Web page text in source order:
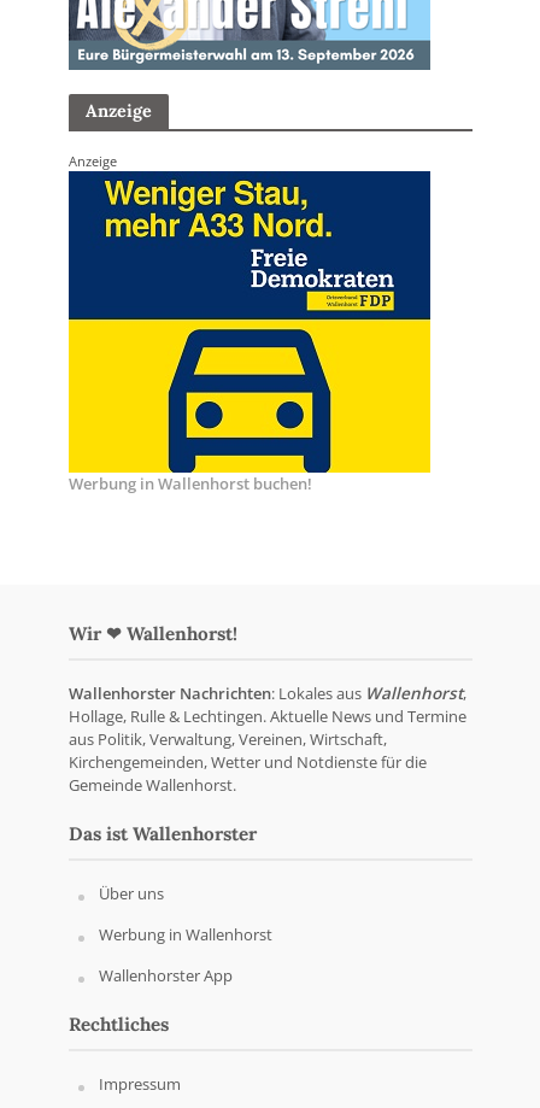
Anzeige
Anzeige
Werbung in Wallenhorst buchen!
Wir ❤ Wallenhorst!
Wallenhorster Nachrichten: Lokales aus Wallenhorst,
Hollage, Rulle & Lechtingen. Aktuelle News und Termine
aus Politik, Verwaltung, Vereinen, Wirtschaft,
Kirchengemeinden, Wetter und Notdienste für die
Gemeinde Wallenhorst.
Das ist Wallenhorster
Über uns
Werbung in Wallenhorst
Wallenhorster App
Rechtliches
Impressum